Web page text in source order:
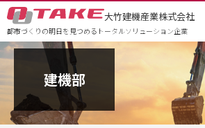
大竹建機産業株式会社
都市づくりの明日を見つめるトータルソリューション企業
建機部